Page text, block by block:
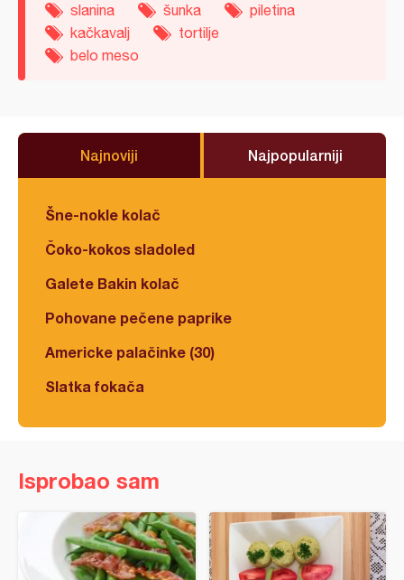
slanina šunka
piletina
kačkavalj
tortilje
belo meso
Najnoviji Najpopularniji
Šne-nokle kolač
Čoko-kokos sladoled
Galete Bakin kolač
Pohovane pečene paprike
Americke palačinke (30)
Slatka fokača
Isprobao sam